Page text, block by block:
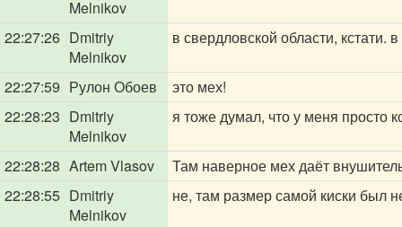
Melnikov
22:27:26 Dmitriy
Melnikov
в свердловской области, кстати.
22:27:59 Рулон Обоев
это мех!
22:28:23 Dmitriy
Melnikov
я тоже думал, что у меня просто
22:28:28 Artem Vlasov
Там наверное мех даёт
22:28:55 Dmitriy
Melnikov
не, там размер самой киски был